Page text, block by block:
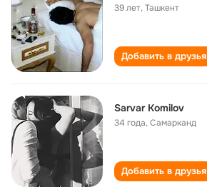
39 лет,Ташкент
Добавить в друзья
Sarvar Komilov
34 года,Самарканд
Добавить в друзья